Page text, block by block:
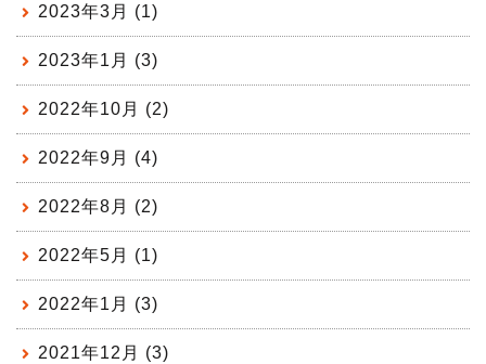
2023年3月 (1)
2023年1月 (3)
2022年10月 (2)
2022年9月 (4)
2022年8月 (2)
2022年5月 (1)
2022年1月 (3)
2021年12月 (3)